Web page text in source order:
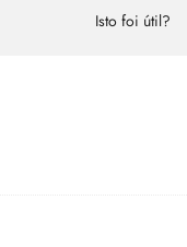
Isto foi útil?